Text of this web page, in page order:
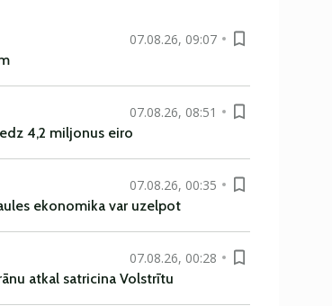
07.08.26, 09:07
07.08.26, 08:51
4,2 miljonus eiro
07.08.26, 00:35
ekonomika var uzelpot
07.08.26, 00:28
atkal satricina Volstrītu